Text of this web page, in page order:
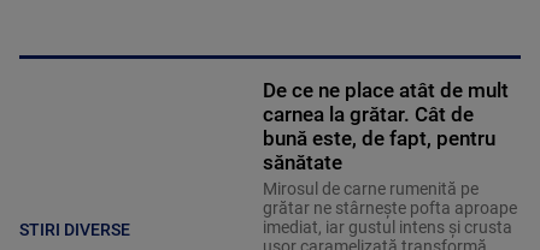
STIRI DIVERSE
De ce ne place atât de mult
carnea la grătar. Cât de
bună este, de fapt, pentru
sănătate
Mirosul de carne rumenită pe
grătar ne stârnește pofta aproape
imediat, iar gustul intens și crusta